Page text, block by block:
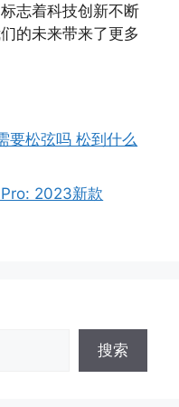
志着科技创新不断
的未来带来了更多
要松弦吗 松到什么
2023新款
搜索